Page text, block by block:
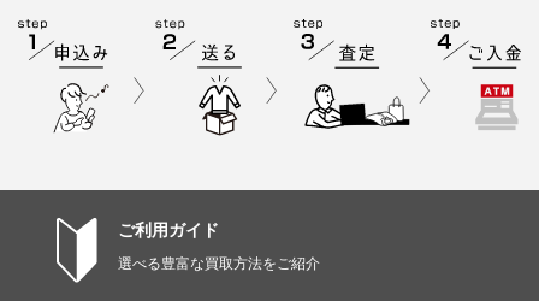
ご利用ガイド
選べる豊富な買取方法をご紹介